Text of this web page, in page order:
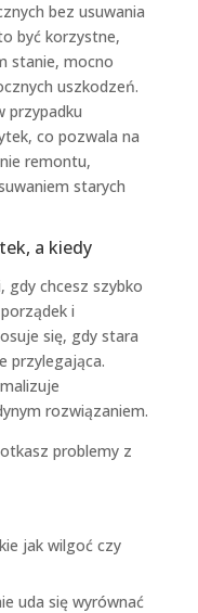
bez usuwania
być korzystne,
stanie, mocno
uszkodzeń.
przypadku
co pozwala na
remontu,
starych
a kiedy
gdy chcesz szybko
i
się, gdy stara
przylegająca.
rozwiązaniem.
problemy z
jak wilgoć czy
uda się wyrównać